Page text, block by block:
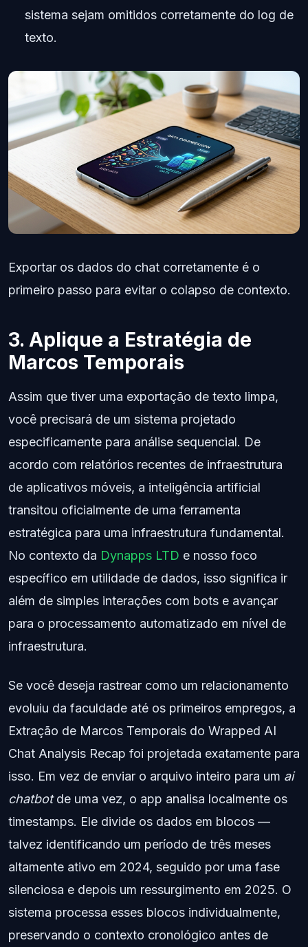
sistema sejam omitidos corretamente do log de
texto.
Exportar os dados do chat corretamente é o
primeiro passo para evitar o colapso de contexto.
3. Aplique a Estratégia de
Marcos Temporais
Assim que tiver uma exportação de texto limpa,
você precisará de um sistema projetado
especificamente para análise sequencial. De
acordo com relatórios recentes de infraestrutura
de aplicativos móveis, a inteligência artificial
transitou oficialmente de uma ferramenta
estratégica para uma infraestrutura fundamental.
No contexto da Dynapps LTD e nosso foco
específico em utilidade de dados, isso significa ir
além de simples interações com bots e avançar
para o processamento automatizado em nível de
infraestrutura.
Se você deseja rastrear como um relacionamento
evoluiu da faculdade até os primeiros empregos, a
Extração de Marcos Temporais do Wrapped AI
Chat Analysis Recap foi projetada exatamente para
isso. Em vez de enviar o arquivo inteiro para um ai
chatbotde uma vez, o app analisa localmente os
timestamps. Ele divide os dados em blocos —
talvez identificando um período de três meses
altamente ativo em 2024, seguido por uma fase
silenciosa e depois um ressurgimento em 2025. O
sistema processa esses blocos individualmente,
preservando o contexto cronológico antes de